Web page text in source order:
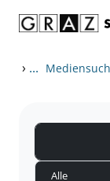
› ...